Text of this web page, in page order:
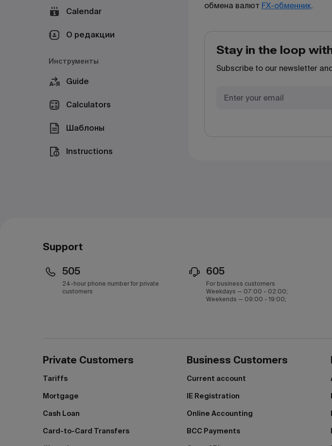
Calendar
О редакции
Инструменты
Guide
Calculators
Шаблоны
Instructions
обмена валют FX-обменник.
Stay in the loop
Subscribe to our newsletter
Support
505
24-hour phone number for private
customers
605
For business customers
Weekdays — 07:00 - 02:00;
Weekends — 09:00 - 19:00;
Private Customers
Tariffs
Mortgage
Cash Loan
Card-to-Card Transfers
Business Customers
Current account
IE Registration
Online Accounting
BCC Payments